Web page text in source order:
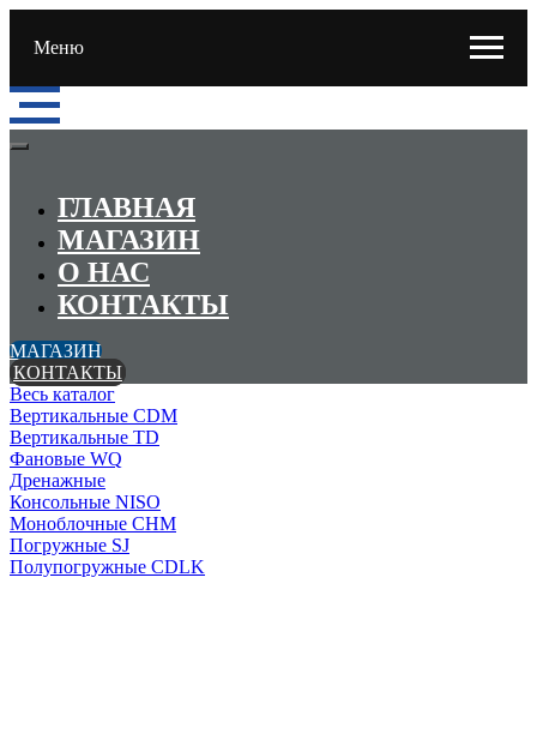
Меню
ГЛАВНАЯ
МАГАЗИН
О НАС
КОНТАКТЫ
МАГАЗИН
КОНТАКТЫ
Весь каталог
Вертикальные CDM
Вертикальные TD
Фановые WQ
Дренажные
Консольные NISO
Моноблочные CHМ
Погружные SJ
Полупогружные CDLK